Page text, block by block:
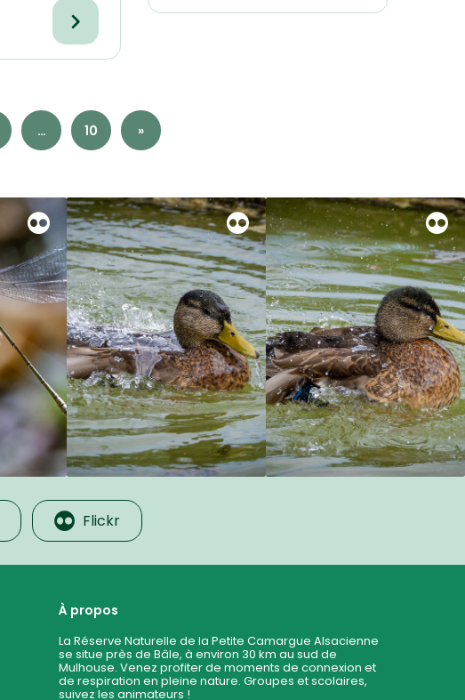
… 10 »
Flickr
À propos
La Réserve Naturelle de la Petite Camargue Alsacienne
se situe près de Bâle, à environ 30 km au sud de
Mulhouse. Venez profiter de moments de connexion et
de respiration en pleine nature. Groupes et scolaires,
suivez les animateurs !